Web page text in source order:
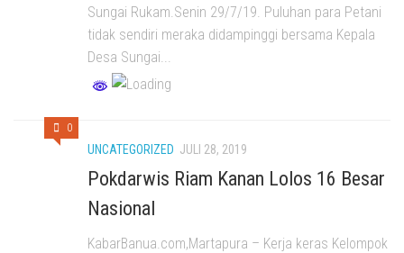
Sungai Rukam.Senin 29/7/19. Puluhan para Petani
tidak sendiri meraka didampinggi bersama Kepala
Desa Sungai...
0
UNCATEGORIZED JULI 28, 2019
Pokdarwis Riam Kanan Lolos 16 Besar
Nasional
KabarBanua.com,Martapura – Kerja keras Kelompok